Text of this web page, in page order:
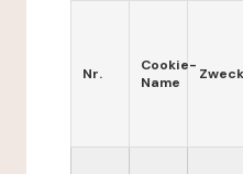
Nr.
Cookie-
Name
Zweck